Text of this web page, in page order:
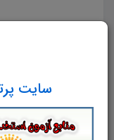
سایت
سوالات و تست سیاست های کلی
مجموعه سوالات تستی سیاست